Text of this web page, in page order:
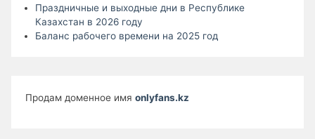
Праздничные и выходные дни в Республике
Казахстан в 2026 году
Баланс рабочего времени на 2025 год
Продам доменное имяonlyfans.kz